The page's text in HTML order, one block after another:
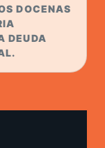
DOCENAS
DEUDA